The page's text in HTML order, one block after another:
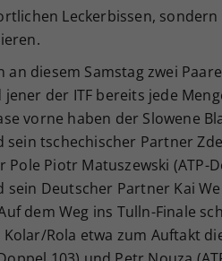
Leckerbissen,
an diesem Samstag zwei
jener der ITF bereits jede
vorne haben der Slowene
sein tschechischer Partner
Pole Piotr Matuszewski
Deutscher Partner Kai
dem Weg ins Tulln-Finale
Rola etwa zum Auftakt